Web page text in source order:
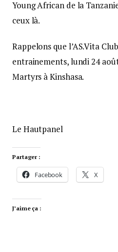
Young African de la
ceux là.
Rappelons que l’AS.Vita
entrainements, lundi 24
Martyrs à Kinshasa.
Le Hautpanel
Partager :
Facebook X
J’aime ça :